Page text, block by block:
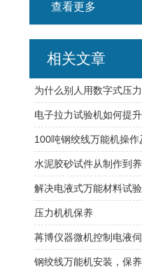
查看更多
相关文章
电子拉力试验机如何提
100吨钢绞线万能机操作
水泥胶砂试件从制作到
解决电液式万能材料试
压力机机保养
钢绞线万能机安装，保